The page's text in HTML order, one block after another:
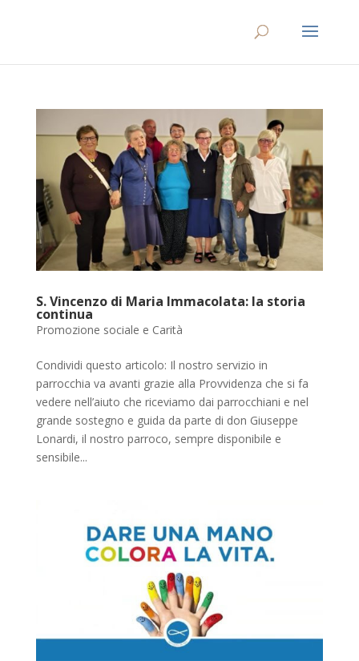
S. Vincenzo di Maria Immacolata: la storia
continua
Promozione sociale e Carità
Condividi questo articolo: Il nostro servizio in
parrocchia va avanti grazie alla Provvidenza che si fa
vedere nell’aiuto che riceviamo dai parrocchiani e nel
grande sostegno e guida da parte di don Giuseppe
Lonardi, il nostro parroco, sempre disponibile e
sensibile...